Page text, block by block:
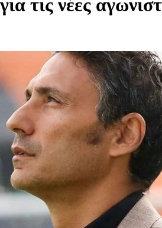
νέες